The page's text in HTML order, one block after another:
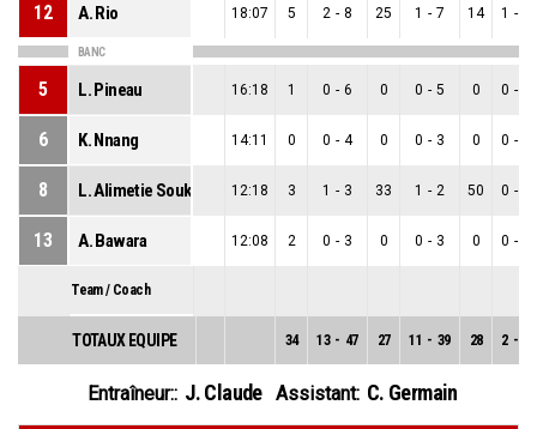
12 A. Rio 18:07 5 2 - 8 25 1 - 7 14 1 -
BANC
5 L. Pineau 16:18 1 0 - 6 0 0 - 5 0 0 -
6 K. Nnang 14:11 0 0 - 4 0 0 - 3 0 0 -
8 L. Alimetie Soukup 12:18 3 1 - 3 33 1 - 2 50 0 -
13 A. Bawara 12:08 2 0 - 3 0 0 - 3 0 0 -
Team / Coach
TOTAUX EQUIPE 34 13 - 47 27 11 - 39 28 2 -
Entraîneur:: J. Claude Assistant: C. Germain